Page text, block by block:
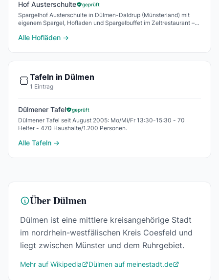
Hof Austerschulte geprüft
Spargelhof Austerschulte in Dülmen-Daldrup (Münsterland) mit
eigenem Spargel, Hofladen und Spargelbuffet im Zeltrestaurant –
Alle Hofläden →
🍞 Tafeln in Dülmen
1 Eintrag
Dülmener Tafel geprüft
Dülmener Tafel seit August 2005: Mo/Mi/Fr 13:30-15:30 - 70
Helfer - 470 Haushalte/1.200 Personen.
Alle Tafeln →
Über Dülmen
Dülmen ist eine mittlere kreisangehörige Stadt
im nordrhein-westfälischen Kreis Coesfeld und
liegt zwischen Münster und dem Ruhrgebiet.
Mehr auf Wikipedia Dülmen auf meinestadt.de